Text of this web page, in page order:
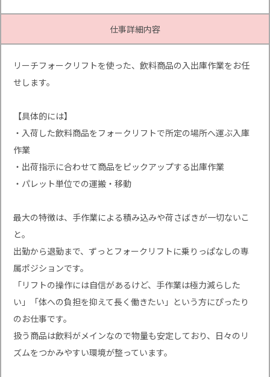
仕事詳細内容
リーチフォークリフトを使った、飲料商品の入出庫作業をお任
せします。
【具体的には】
・入荷した飲料商品をフォークリフトで所定の場所へ運ぶ入庫
作業
・出荷指示に合わせて商品をピックアップする出庫作業
・パレット単位での運搬・移動
最大の特徴は、手作業による積み込みや荷さばきが一切ないこ
と。
出勤から退勤まで、ずっとフォークリフトに乗りっぱなしの専
属ポジションです。
「リフトの操作には自信があるけど、手作業は極力減らした
い」「体への負担を抑えて長く働きたい」という方にぴったり
のお仕事です。
扱う商品は飲料がメインなので物量も安定しており、日々のリ
ズムをつかみやすい環境が整っています。